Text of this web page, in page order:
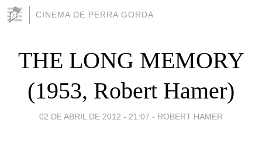
CINEMA DE PERRA GORDA
THE LONG MEMORY
(1953, Robert Hamer)
02 DE ABRIL DE 2012 - 21:07 - ROBERT HAMER